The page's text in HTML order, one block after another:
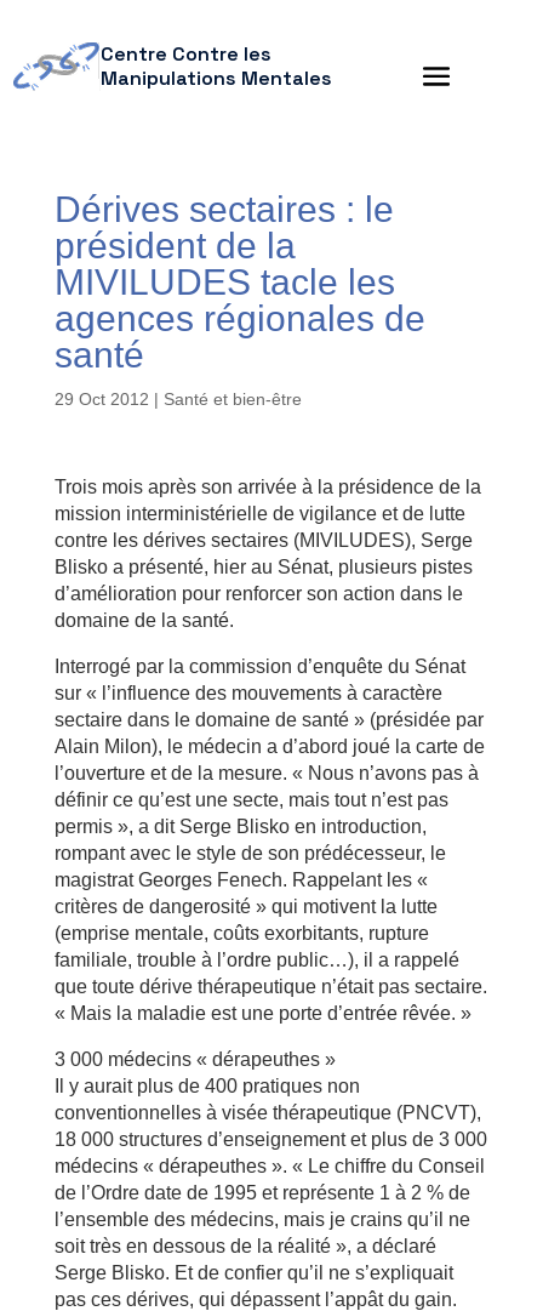
Centre Contre les
Manipulations Mentales
Dérives sectaires : le
président de la
MIVILUDES tacle les
agences régionales de
santé
29 Oct 2012 | Santé et bien-être
Trois mois après son arrivée à la présidence de la
mission interministérielle de vigilance et de lutte
contre les dérives sectaires (MIVILUDES), Serge
Blisko a présenté, hier au Sénat, plusieurs pistes
d’amélioration pour renforcer son action dans le
domaine de la santé.
Interrogé par la commission d’enquête du Sénat
sur « l’influence des mouvements à caractère
sectaire dans le domaine de santé » (présidée par
Alain Milon), le médecin a d’abord joué la carte de
l’ouverture et de la mesure. « Nous n’avons pas à
définir ce qu’est une secte, mais tout n’est pas
permis », a dit Serge Blisko en introduction,
rompant avec le style de son prédécesseur, le
magistrat Georges Fenech. Rappelant les «
critères de dangerosité » qui motivent la lutte
(emprise mentale, coûts exorbitants, rupture
familiale, trouble à l’ordre public…), il a rappelé
que toute dérive thérapeutique n’était pas sectaire.
« Mais la maladie est une porte d’entrée rêvée. »
3 000 médecins « dérapeuthes »
Il y aurait plus de 400 pratiques non
conventionnelles à visée thérapeutique (PNCVT),
18 000 structures d’enseignement et plus de 3 000
médecins « dérapeuthes ». « Le chiffre du Conseil
de l’Ordre date de 1995 et représente 1 à 2 % de
l’ensemble des médecins, mais je crains qu’il ne
soit très en dessous de la réalité », a déclaré
Serge Blisko. Et de confier qu’il ne s’expliquait
pas ces dérives, qui dépassent l’appât du gain.